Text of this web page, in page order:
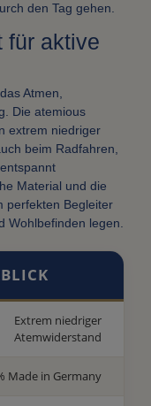
den Tag gehen.
für aktive
Atmen,
Die atemious
extrem niedriger
beim Radfahren,
Material und die
perfekten Begleiter
Wohlbefinden legen.
Extrem niedriger
Atemwiderstand
Made in Germany